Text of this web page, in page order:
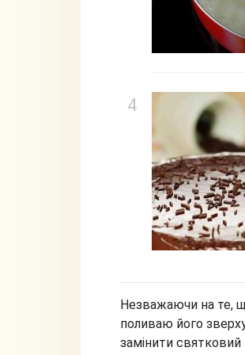
Незважаючи на те,
поливаю його
замінити святковий